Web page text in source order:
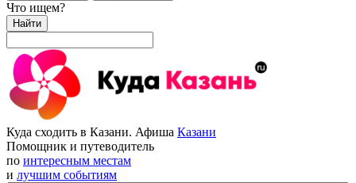
Что ищем?
Найти
Куда сходить в Казани. Афиша Казани
Помощник и путеводитель
по интересным местам
и лучшим событиям